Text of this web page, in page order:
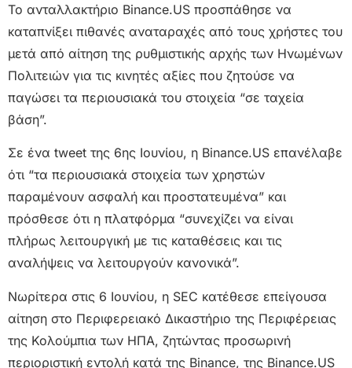
Το ανταλλακτήριο Binance.US προσπάθησε να
καταπνίξει πιθανές αναταραχές από τους χρήστες του
μετά από αίτηση της ρυθμιστικής αρχής των Ηνωμένων
Πολιτειών για τις κινητές αξίες που ζητούσε να
παγώσει τα περιουσιακά του στοιχεία “σε ταχεία
βάση”.
Σε ένα tweet της 6ης Ιουνίου, η Binance.US επανέλαβε
ότι “τα περιουσιακά στοιχεία των χρηστών
παραμένουν ασφαλή και προστατευμένα” και
πρόσθεσε ότι η πλατφόρμα “συνεχίζει να είναι
πλήρως λειτουργική με τις καταθέσεις και τις
αναλήψεις να λειτουργούν κανονικά”.
Νωρίτερα στις 6 Ιουνίου, η SEC κατέθεσε επείγουσα
αίτηση στο Περιφερειακό Δικαστήριο της Περιφέρειας
της Κολούμπια των ΗΠΑ, ζητώντας προσωρινή
περιοριστική εντολή κατά της Binance, της Binance.US